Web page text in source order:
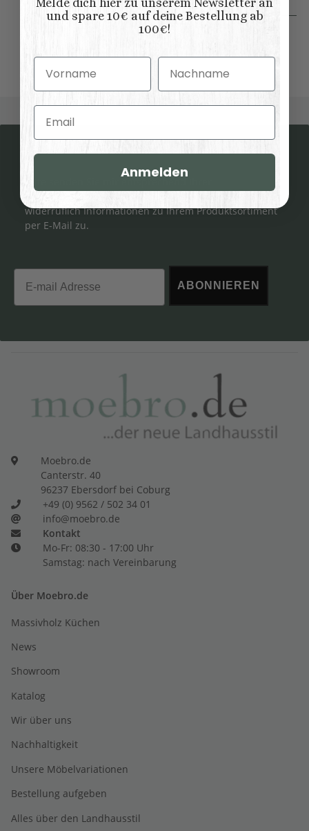
Newsletter Abonnieren
widerruflich Informationen zu Ihrem Produktsortiment
per E-Mail zu.
Email
ABONNIEREN
Moebro.de
Canterstr. 40
96237 Ebersdorf bei Coburg
+49 (0) 9562 / 502 34 01
info@moebro.de
Kontakt
Mo-Fr: 08:30 - 17:00 Uhr
Samstag: nach Vereinbarung
Über Moebro.de
Massivholz Küchen
News
Showroom
Katalog
Wir über uns
Nachhaltigkeit
Unsere Möbelvariationen
Bestellung aufgeben
Alles über den Landhausstil
und spare 10€ auf deine Bestellung ab
100€!
Vorname Nachname
Email
Anmelden